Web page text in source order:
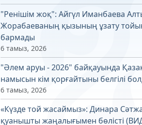
"Ренішім жоқ": Айгүл Иманбаева
Жорабаеваның қызының ұзату
бармады
6 тамыз, 2026
"Әлем аруы - 2026" байқауында
намысын кім қорғайтыны белгілі
6 тамыз, 2026
«Күзде той жасаймыз»: Динара
қуанышты жаңалығымен бөлісті